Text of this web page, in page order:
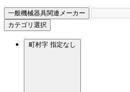
一般機械器具関連メーカー
カテゴリ選択
町村字 指定なし